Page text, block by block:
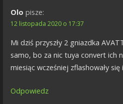
Olo pisze:
12 listopada 2020 o 17:37
Mi dziś przyszły 2 gniazdka
samo, bo za nic tuya convert ich
miesiąc wcześniej zflashowały
Odpowiedz